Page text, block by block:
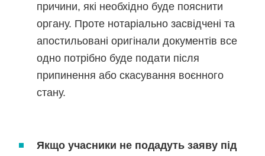
причини, які необхідно буде пояснити
органу. Проте нотаріально засвідчені та
апостильовані оригінали документів все
одно потрібно буде подати після
припинення або скасування воєнного
стану.
Якщо учасники не подадуть заяву під